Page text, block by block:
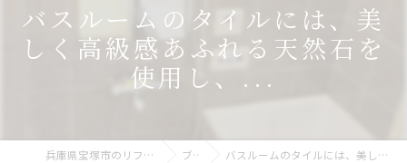
バスルームのタイルには、美
しく高級感あふれる天然石を
使用し、...
兵庫県宝塚市のリフォームなら有限会社MKCS ブログ バスルームのタイルには、美しく高級感あふれる天然石を使用し、...